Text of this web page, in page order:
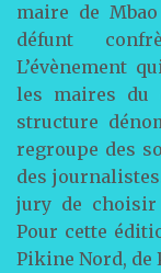
maire de
défunt
L’évènement
les maires du
structure
regroupe des
des
jury de
Pour cette
Pikine Nord, de